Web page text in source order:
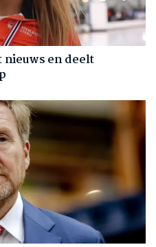
nieuws en deelt